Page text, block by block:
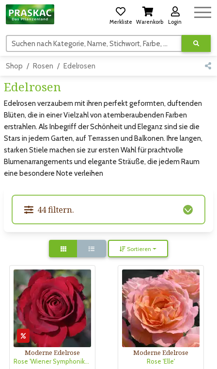
Merkliste Warenkorb Login
Suchen nach Kategorie, Name, Stichwort, Farbe, usw.
Shop Rosen Edelrosen
Edelrosen
Edelrosen verzaubern mit ihren perfekt geformten, duftenden
Blüten, die in einer Vielzahl von atemberaubenden Farben
erstrahlen. Als Inbegriff der Schönheit und Eleganz sind sie die
Stars in jedem Garten, auf Terrassen und Balkonen. Ihre langen,
starken Stiele machen sie zur ersten Wahl für prachtvolle
Blumenarrangements und elegante Sträuße, die jedem Raum
eine besondere Note verleihen
44 filtern.
Sortieren
Moderne Edelrose
Rose 'Wiener Symphoniker'
Moderne Edelrose
Rose 'Elle'